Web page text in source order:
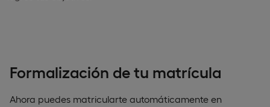
Formalización de tu matrícula
Ahora puedes matricularte automáticamente en